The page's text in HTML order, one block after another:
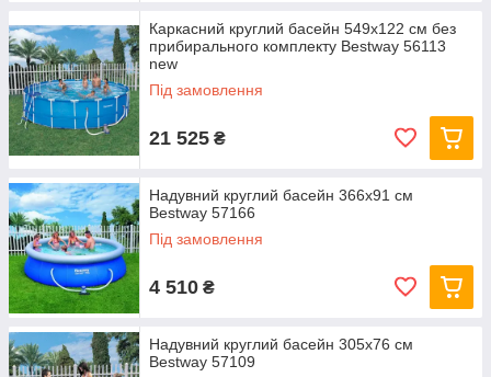
Каркасний круглий басейн 549x122 см без
прибирального комплекту Bestway 56113
new
Під замовлення
21 525 ₴
Надувний круглий басейн 366х91 см
Bestway 57166
Під замовлення
4 510 ₴
Надувний круглий басейн 305х76 см
Bestway 57109